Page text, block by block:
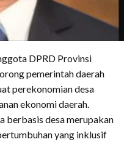
DPRD Provinsi
pemerintah daerah
perekonomian desa
ekonomi daerah.
berbasis desa merupakan
yang inklusif